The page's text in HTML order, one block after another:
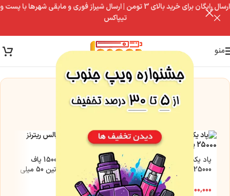
ارسال رایگان برای خرید بالای 3 تومن | ارسال شیراز فوری و مابقی شهرها با پست و
تیپاکس
منو
این مدل فعلاً موجود نیست
اما این گزینه‌ها رو از دست نده
پاد یکبار مصرف ایکس ریترنز
25000 پاف | نیکوتین 50 میلی
۱,۵۰۰,۰۰۰ تومان
پاد یکبار مصرف 15000 پاف
پالس ریترنز | نیکوتین 50 میلی
گرم
۱,۲۰۰,۰۰۰تومان